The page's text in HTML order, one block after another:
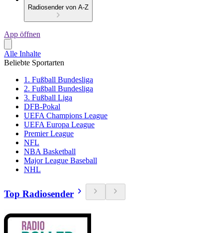
Radiosender von A-Z
App öffnen
Alle Inhalte
Beliebte Sportarten
1. Fußball Bundesliga
2. Fußball Bundesliga
3. Fußball Liga
DFB-Pokal
UEFA Champions League
UEFA Europa League
Premier League
NFL
NBA Basketball
Major League Baseball
NHL
Top Radiosender